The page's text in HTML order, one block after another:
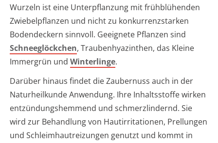
Wurzeln ist eine Unterpflanzung mit frühblühenden
Zwiebelpflanzen und nicht zu konkurrenzstarken
Bodendeckern sinnvoll. Geeignete Pflanzen sind
Schneeglöckchen, Traubenhyazinthen, das Kleine
Immergrün und Winterlinge.
Darüber hinaus findet die Zaubernuss auch in der
Naturheilkunde Anwendung. Ihre Inhaltsstoffe wirken
entzündungshemmend und schmerzlindernd. Sie
wird zur Behandlung von Hautirritationen, Prellungen
und Schleimhautreizungen genutzt und kommt in